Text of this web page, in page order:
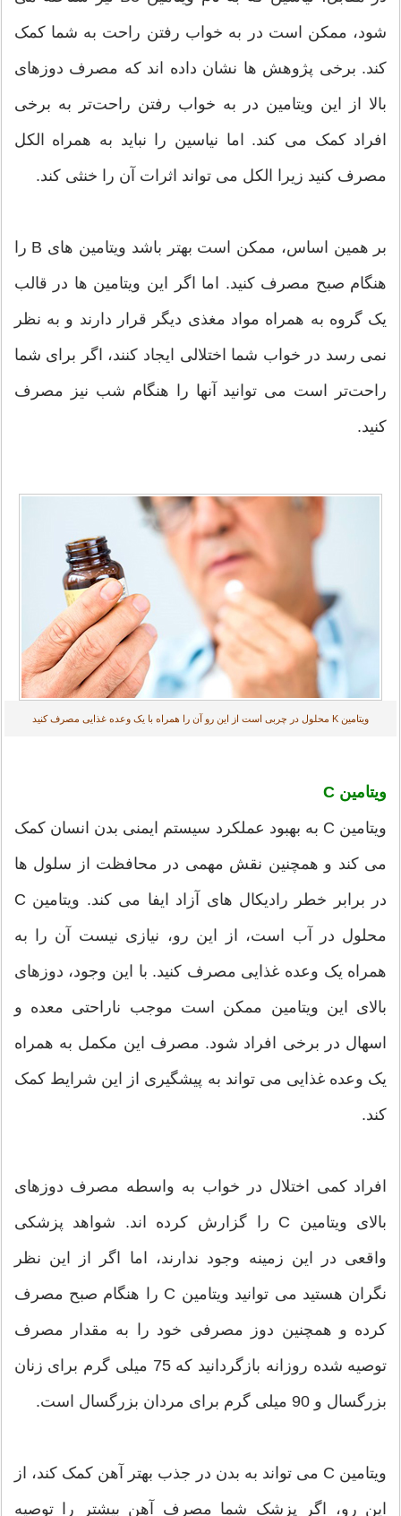
شود، ممکن است در به خواب رفتن راحت به شما کمک
کند. برخی پژوهش ها نشان داده اند که مصرف دوزهای
بالا از این ویتامین در به خواب رفتن راحت‌تر به برخی
افراد کمک می کند. اما نیاسین را نباید به همراه الکل
مصرف کنید زیرا الکل می تواند اثرات آن را خنثی کند.
بر همین اساس، ممکن است بهتر باشد ویتامین های B را
هنگام صبح مصرف کنید. اما اگر این ویتامین ها در قالب
یک گروه به همراه مواد مغذی دیگر قرار دارند و به نظر
نمی رسد در خواب شما اختلالی ایجاد کنند، اگر برای شما
راحت‌تر است می توانید آنها را هنگام شب نیز مصرف
کنید.
ویتامین K محلول در چربی است از این رو آن را همراه با یک وعده غذایی مصرف کنید
ویتامین C
ویتامین C به بهبود عملکرد سیستم ایمنی بدن انسان کمک
می کند و همچنین نقش مهمی در محافظت از سلول ها
در برابر خطر رادیکال های آزاد ایفا می کند. ویتامین C
محلول در آب است، از این رو، نیازی نیست آن را به
همراه یک وعده غذایی مصرف کنید. با این وجود، دوزهای
بالای این ویتامین ممکن است موجب ناراحتی معده و
اسهال در برخی افراد شود. مصرف این مکمل به همراه
یک وعده غذایی می تواند به پیشگیری از این شرایط کمک
کند.
افراد کمی اختلال در خواب به واسطه مصرف دوزهای
بالای ویتامین C را گزارش کرده اند. شواهد پزشکی
واقعی در این زمینه وجود ندارند، اما اگر از این نظر
نگران هستید می توانید ویتامین C را هنگام صبح مصرف
کرده و همچنین دوز مصرفی خود را به مقدار مصرف
توصیه شده روزانه بازگردانید که 75 میلی گرم برای زنان
بزرگسال و 90 میلی گرم برای مردان بزرگسال است.
ویتامین C می تواند به بدن در جذب بهتر آهن کمک کند، از
این رو، اگر پزشک شما مصرف آهن بیشتر را توصیه